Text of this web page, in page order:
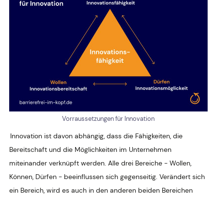
Vorraussetzungen für Innovation
Innovation ist davon abhängig, dass die Fähigkeiten, die
Bereitschaft und die Möglichkeiten im Unternehmen
miteinander verknüpft werden. Alle drei Bereiche - Wollen,
Können, Dürfen - beeinflussen sich gegenseitig. Verändert sich
ein Bereich, wird es auch in den anderen beiden Bereichen